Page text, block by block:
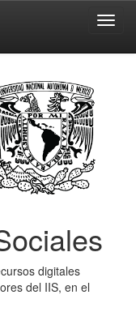
digitales
del IIS, en el